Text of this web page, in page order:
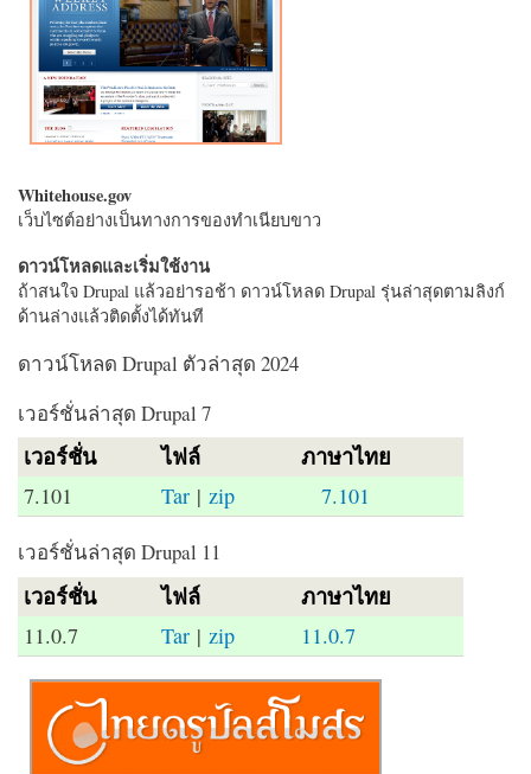
Whitehouse.gov
เว็บไซต์อย่างเป็นทางการของทำเนียบขาว
ดาวน์โหลดและเริ่มใช้งาน
ถ้าสนใจ Drupal แล้วอย่ารอช้า ดาวน์โหลด Drupal รุ่นล่าสุดตามลิงก์
ด้านล่างแล้วติดตั้งได้ทันที
ดาวน์โหลด Drupal ตัวล่าสุด 2024
เวอร์ชั่นล่าสุด Drupal 7
เวอร์ชั่น ไฟล์ ภาษาไทย
7.101 Tar |zip 7.101
เวอร์ชั่นล่าสุด Drupal 11
เวอร์ชั่น ไฟล์ ภาษาไทย
11.0.7 Tar | zip 11.0.7